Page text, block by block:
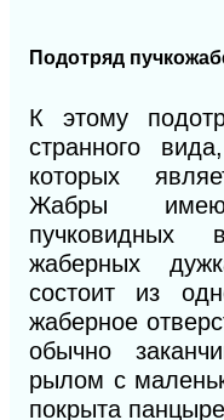
Подотряд
К этому
странного
которых
Жабры
пучковидных
жаберных
состоит из
жаберное
обычно
рылом с
покрыта